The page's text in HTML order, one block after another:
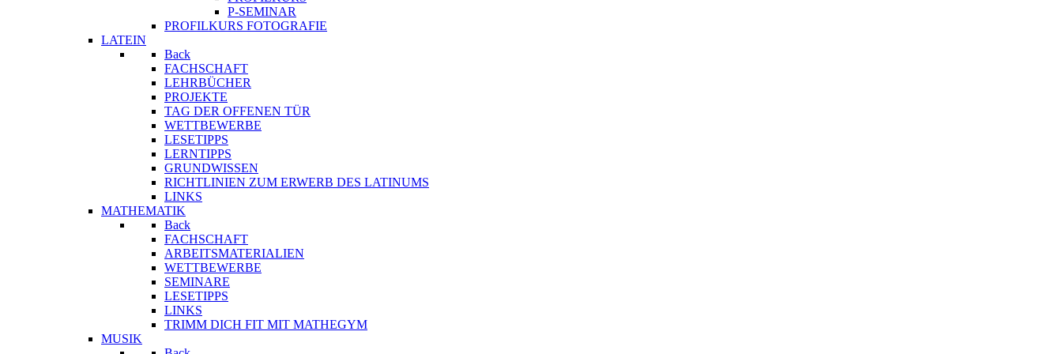
P-SEMINAR
PROFILKURS FOTOGRAFIE
LATEIN
Back
FACHSCHAFT
LEHRBÜCHER
PROJEKTE
TAG DER OFFENEN TÜR
WETTBEWERBE
LESETIPPS
LERNTIPPS
GRUNDWISSEN
RICHTLINIEN ZUM ERWERB DES LATINUMS
LINKS
MATHEMATIK
Back
FACHSCHAFT
ARBEITSMATERIALIEN
WETTBEWERBE
SEMINARE
LESETIPPS
LINKS
TRIMM DICH FIT MIT MATHEGYM
MUSIK